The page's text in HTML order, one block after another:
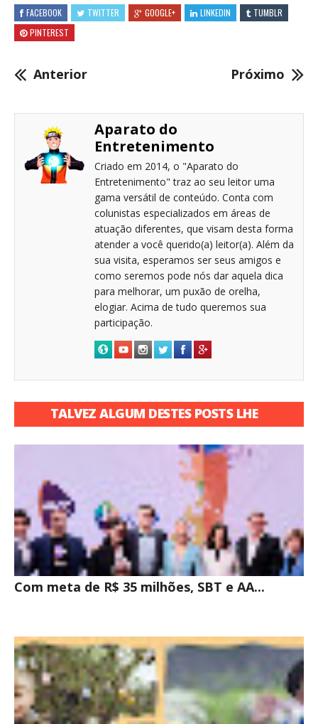
FACEBOOK TWITTER GOOGLE+ LINKEDIN
TUMBLR
PINTEREST
Anterior Próximo
Aparato do
Entretenimento
Criado em 2014, o "Aparato do
Entretenimento" traz ao seu leitor uma
gama versátil de conteúdo. Conta com
colunistas especializados em áreas de
atuação diferentes, que visam desta forma
atender a você querido(a) leitor(a). Além da
sua visita, esperamos ser seus amigos e
como seremos pode nós dar aquela dica
para melhorar, um puxão de orelha,
elogiar. Acima de tudo queremos sua
participação.
TALVEZ ALGUM DESTES POSTS LHE
Com meta de R$ 35 milhões, SBT e AA...